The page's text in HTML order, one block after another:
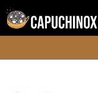
Saltar